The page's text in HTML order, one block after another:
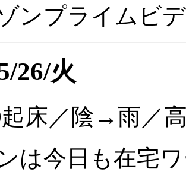
ンプライムビ
26/火
起床／陰→雨／
は今日も在宅